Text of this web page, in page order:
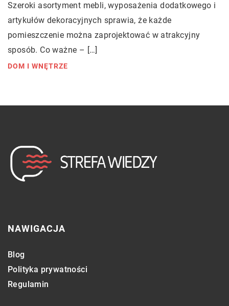
Szeroki asortyment mebli, wyposażenia dodatkowego i
artykułów dekoracyjnych sprawia, że każde
pomieszczenie można zaprojektować w atrakcyjny
sposób. Co ważne – […]
DOM I WNĘTRZE
NAWIGACJA
Blog
Polityka prywatności
Regulamin